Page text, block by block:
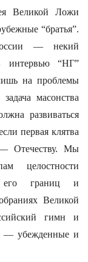
Великой Ложи
“братья”.
— некий
интервью “НГ”
на проблемы
масонства
развиваться
первая клятва
— Отечеству. Мы
целостности
его границ и
Великой
гимн и
— убежденные и